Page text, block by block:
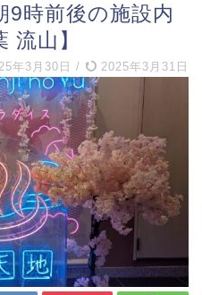
9時前後の施設内
流山】
年3月30日 / 2025年3月31日